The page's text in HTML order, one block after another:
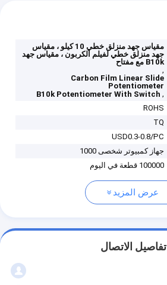
مقياس جهد منزلق خطي 10 كيلو ، مقياس
جهد منزلق خطي لفيلم الكربون ، مقياس جهد
B10k مع مفتاح
,
Carbon Film Linear Slide
Potentiometer
,
B10k Potentiometer With Switch
ROHS
TQ
USD0.3-0.8/PC
جهاز كمبيوتر شخصى 1000
100000 قطعة في اليوم
عرض المزيد
تفاصيل الاتصال